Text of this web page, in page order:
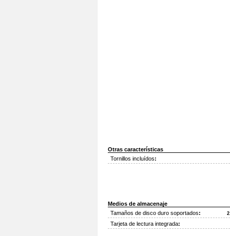
Otras características
Tornillos incluídos:
Medios de almacenaje
Tamaños de disco duro soportados:
Tarjeta de lectura integrada: